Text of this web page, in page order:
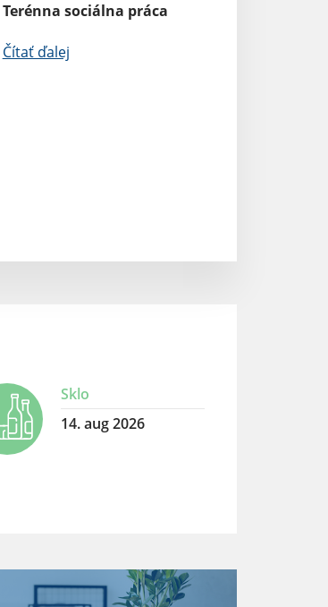
Terénna sociálna práca
Čítať ďalej
Sklo
14. aug 2026